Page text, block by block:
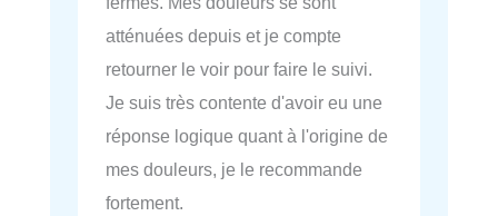
atténuées depuis et je compte
retourner le voir pour faire le suivi.
Je suis très contente d'avoir eu une
réponse logique quant à l'origine de
mes douleurs, je le recommande
fortement.